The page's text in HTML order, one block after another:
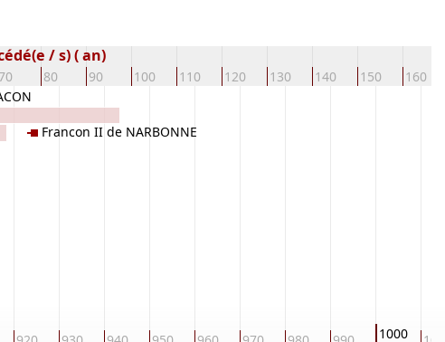
80 90 100 110 120 130 140 150 160
/ s) ( an)
1000
Francon II de NARBONNE